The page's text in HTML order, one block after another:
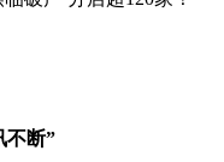
不断”